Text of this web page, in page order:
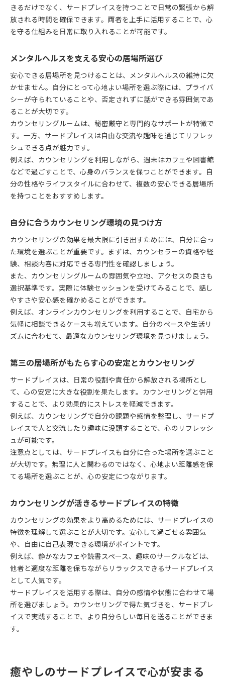
きるだけでなく、サードプレイスを持つことで日常の緊張から解
放される時間を確保できます。両者を上手に活用することで、心
を守る仕組みを日常に取り入れることが可能です。
メンタルヘルスを支える安心の居場所選び
安心できる居場所を見つけることは、メンタルヘルスの維持に欠
かせません。自分にとって心地よい場所を選ぶ際には、プライバ
シーが守られていることや、否定されずに話ができる雰囲気であ
ることが大切です。
カウンセリングルームは、秘密厳守と専門的なサポートが特徴で
す。一方、サードプレイスは自由な交流や趣味を通じてリフレッ
シュできる点が魅力です。
例えば、カウンセリングを利用しながら、週末はカフェや図書館
などで過ごすことで、心身のバランスを保つことができます。自
分の性格やライフスタイルに合わせて、複数の安心できる居場所
を持つことをおすすめします。
自分に合うカウンセリング環境の見つけ方
カウンセリングの効果を最大限に引き出すためには、自分に合っ
た環境を選ぶことが重要です。まずは、カウンセラーの資格や経
験、相談内容に対応できる専門性を確認しましょう。
また、カウンセリングルームの雰囲気や立地、アクセスの良さも
選択基準です。実際に体験セッションを受けてみることで、話し
やすさや安心感を確かめることができます。
例えば、オンラインカウンセリングを利用することで、自宅から
気軽に相談できるケースも増えています。自分のペースや生活リ
ズムに合わせて、最適なカウンセリング環境を見つけましょう。
第三の居場所がもたらす心の安定とカウンセリング
サードプレイスは、日常の役割や責任から解放される場所とし
て、心の安定に大きな役割を果たします。カウンセリングと併用
することで、より効果的にストレスを軽減できます。
例えば、カウンセリングで自分の課題や感情を整理し、サードプ
レイスで人と交流したり趣味に没頭することで、心のリフレッシ
ュが可能です。
注意点としては、サードプレイスも自分に合った場所を選ぶこと
が大切です。無理に人と関わるのではなく、心地よい距離感を保
てる場所を選ぶことが、心の安定につながります。
カウンセリングが活きるサードプレイスの特徴
カウンセリングの効果をより高めるためには、サードプレイスの
特徴を理解して選ぶことが大切です。安心して過ごせる雰囲気
や、自由に自己表現できる環境がポイントです。
例えば、静かなカフェや読書スペース、趣味のサークルなどは、
他者と適度な距離を保ちながらリラックスできるサードプレイス
として人気です。
サードプレイスを活用する際は、自分の感情や状態に合わせて場
所を選びましょう。カウンセリングで得た気づきを、サードプレ
イスで実践することで、より自分らしい毎日を送ることができま
す。
癒やしのサードプレイスで心が安まる